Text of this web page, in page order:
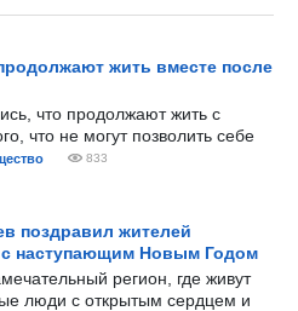
жить вместе после
что продолжают жить с
что не могут позволить себе
833
поздравил жителей
наступающим Новым Годом
регион, где живут
люди с открытым сердцем и